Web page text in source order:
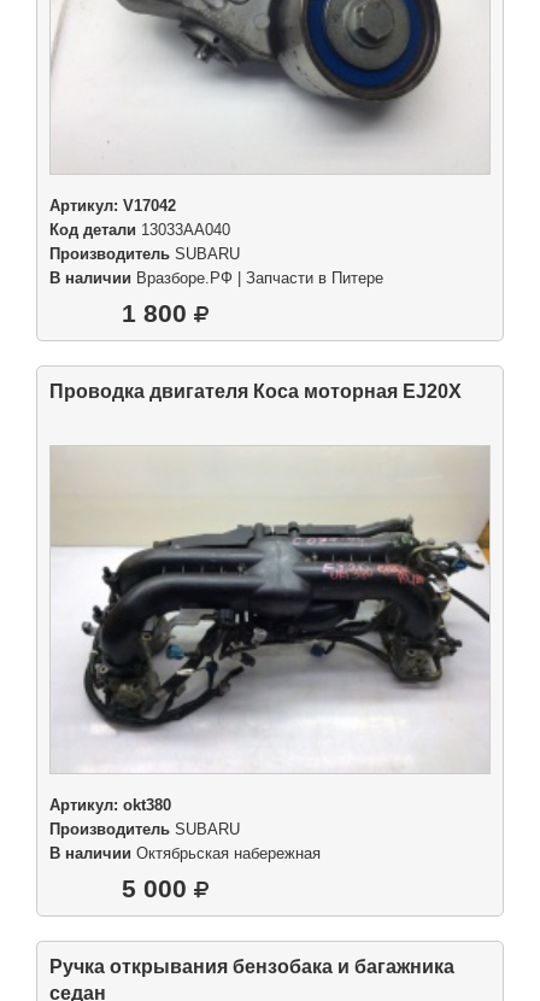
Артикул: V17042
Код детали 13033AA040
Производитель SUBARU
В наличии Вразборе.РФ | Запчасти в Питере
1 800
Проводка двигателя Коса моторная EJ20X
Артикул: okt380
Производитель SUBARU
В наличии Октябрьская набережная
5 000
Ручка открывания бензобака и багажника
седан